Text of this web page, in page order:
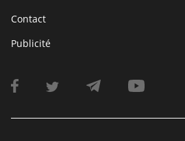
Contact
Publicité